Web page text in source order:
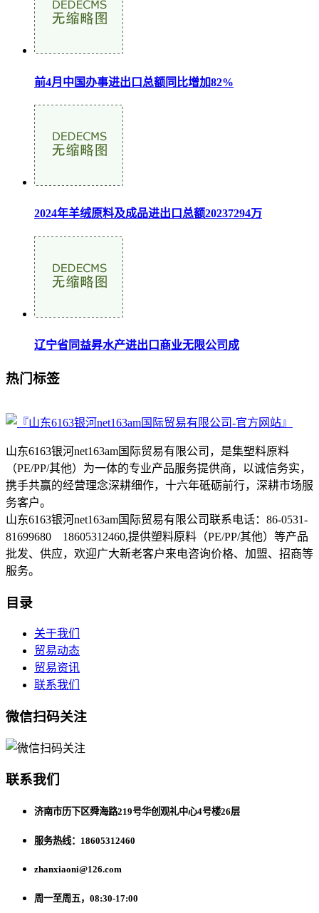
前4月中国办事进出口总额同比增加82%
2024年羊绒原料及成品进出口总额20237294万
辽宁省同益昇水产进出口商业无限公司成
热门标签
山东6163银河net163am国际贸易有限公司，是集塑料原料
（PE/PP/其他）为一体的专业产品服务提供商，以诚信务实，
携手共赢的经营理念深耕细作，十六年砥砺前行，深耕市场服
务客户。
山东6163银河net163am国际贸易有限公司联系电话：86-0531-
81699680 18605312460,提供塑料原料（PE/PP/其他）等产品
批发、供应，欢迎广大新老客户来电咨询价格、加盟、招商等
服务。
目录
关于我们
贸易动态
贸易资讯
联系我们
微信扫码关注
联系我们
济南市历下区舜海路219号华创观礼中心4号楼26层
服务热线：18605312460
zhanxiaoni@126.com
周一至周五，08:30-17:00